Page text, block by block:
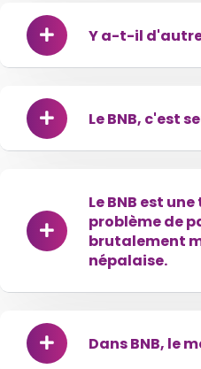
Y a-t-il
Le BNB, c'est
Le BNB est
problème de
brutalement
népalaise.
Dans BNB, le